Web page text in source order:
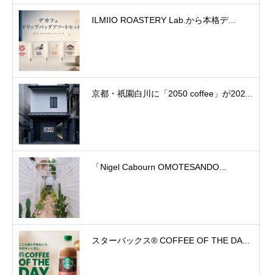
ILMIIO ROASTERY Lab.から本格デ...
京都・祇園白川に「2050 coffee」が202...
「Nigel Cabourn OMOTESANDO...
スターバックス® COFFEE OF THE DA...